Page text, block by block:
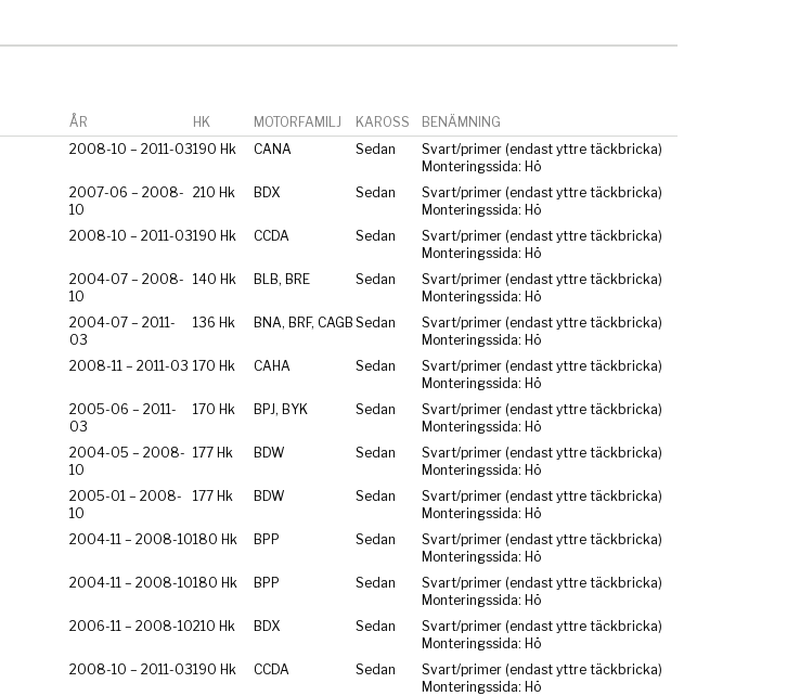
ÅR HK MOTORFAMILJ KAROSS
BENÄMNING
2008-10 – 2011-03190 Hk CANA Sedan
Svart/primer (endast yttre täckbricka)
Monteringssida: Hö
2007-06 – 2008-
10
210 Hk BDX Sedan
Svart/primer (endast yttre täckbricka)
Monteringssida: Hö
2008-10 – 2011-03190 Hk CCDA Sedan
Svart/primer (endast yttre täckbricka)
Monteringssida: Hö
2004-07 – 2008-
10
140 Hk BLB, BRE Sedan
Svart/primer (endast yttre täckbricka)
Monteringssida: Hö
2004-07 – 2011-
03
136 Hk BNA, BRF, CAGB Sedan
Svart/primer (endast yttre täckbricka)
Monteringssida: Hö
2008-11 – 2011-03 170 Hk CAHA Sedan
Svart/primer (endast yttre täckbricka)
Monteringssida: Hö
2005-06 – 2011-
03
170 Hk BPJ, BYK Sedan
Svart/primer (endast yttre täckbricka)
Monteringssida: Hö
2004-05 – 2008-
10
177 Hk BDW Sedan
Svart/primer (endast yttre täckbricka)
Monteringssida: Hö
2005-01 – 2008-
10
177 Hk BDW Sedan
Svart/primer (endast yttre täckbricka)
Monteringssida: Hö
2004-11 – 2008-10180 Hk BPP Sedan
Svart/primer (endast yttre täckbricka)
Monteringssida: Hö
2004-11 – 2008-10180 Hk BPP Sedan
Svart/primer (endast yttre täckbricka)
Monteringssida: Hö
2006-11 – 2008-10210 Hk BDX Sedan
Svart/primer (endast yttre täckbricka)
Monteringssida: Hö
2008-10 – 2011-03190 Hk CCDA Sedan
Svart/primer (endast yttre täckbricka)
Monteringssida: Hö